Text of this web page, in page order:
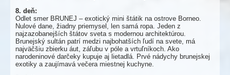
8. deň:
Odlet smer BRUNEJ – exotický mini štátik na ostrove Borneo.
Nulové dane, žiadny priemysel, len samá ropa. Jeden z
najzazobanejších štátov sveta s modernou architektúrou.
Brunejský sultán patrí medzi najbohatších ľudí na svete, má
najväčšiu zbierku áut, záľubu v póle a vrtuľníkoch. Ako
narodeninové darčeky kupuje aj lietadlá. Prvé nádychy brunejskej
exotiky a zaujímavá večera miestnej kuchyne.